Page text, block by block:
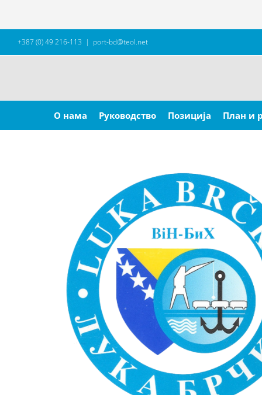
+387 (0) 49 216-113 | port-bd@teol.net
for:
О нама
Руководство Позиција План и